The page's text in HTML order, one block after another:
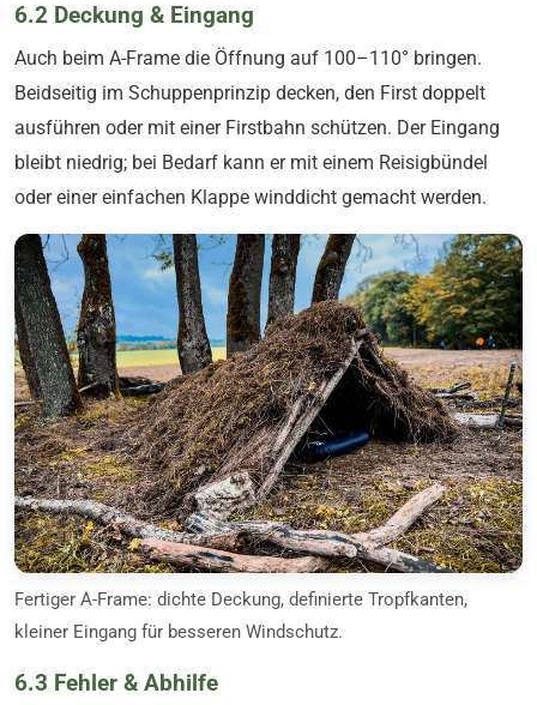
6.2 Deckung & Eingang
Auch beim A-Frame die Öffnung auf 100–110° bringen.
Beidseitig im Schuppenprinzip decken, den First doppelt
ausführen oder mit einer Firstbahn schützen. Der Eingang
bleibt niedrig; bei Bedarf kann er mit einem Reisigbündel
oder einer einfachen Klappe winddicht gemacht werden.
Fertiger A-Frame: dichte Deckung, definierte Tropfkanten,
kleiner Eingang für besseren Windschutz.
6.3 Fehler & Abhilfe